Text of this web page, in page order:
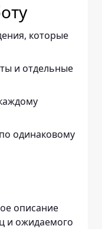
которые
и отдельные
одинаковому
описание
и ожидаемого